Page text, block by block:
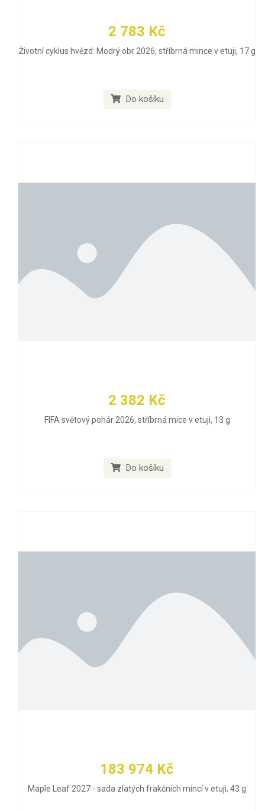
2 783 Kč
Životní cyklus hvězd: Modrý obr 2026, stříbrná mince v etuji, 17 g
Do košíku
2 382 Kč
FIFA světový pohár 2026, stříbrná mice v etuji, 13 g
Do košíku
183 974 Kč
Maple Leaf 2027 - sada zlatých frakčních mincí v etuji, 43 g